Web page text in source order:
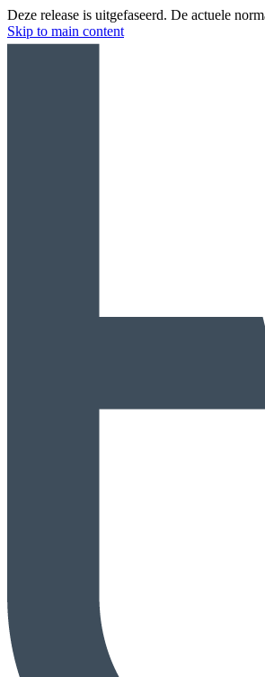
Deze release is uitgefaseerd. De actuele
Skip to main content